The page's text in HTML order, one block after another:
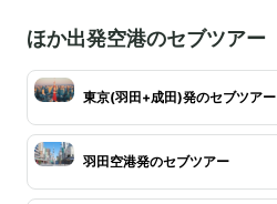
ほか出発空港のセブツアー
東京(羽田+成田)発のセブツアー
羽田空港発のセブツアー